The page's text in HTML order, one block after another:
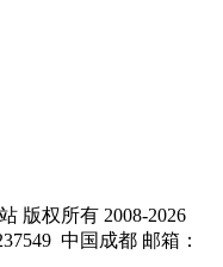
版权所有 2008-2026
中国成都 邮箱：